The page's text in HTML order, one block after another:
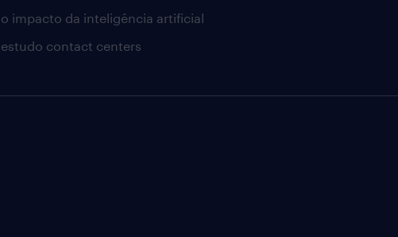
o impacto da inteligência artificial
estudo contact centers